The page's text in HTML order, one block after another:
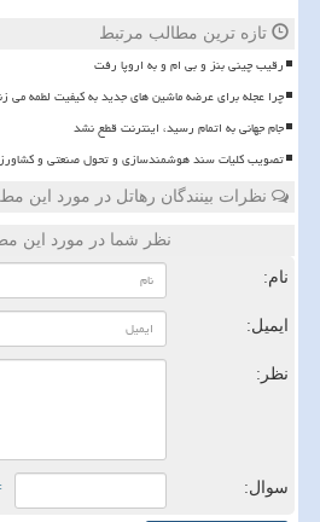
تازه ترین مطالب مرتبط
رقیب چینی بنز و بی ام و به اروپا رفت
چرا عجله برای عرضه ماشین های جدید به کیفیت لطمه می
️جام جهانی به اتمام رسید، اینترنت قطع نشد
تصویب کلیات سند هوشمندسازی و تحول صنعتی و
نظرات بینندگان رهاتل در مورد این
نظر شما در مورد این
نام:
ایمیل:
نظر:
سوال: =